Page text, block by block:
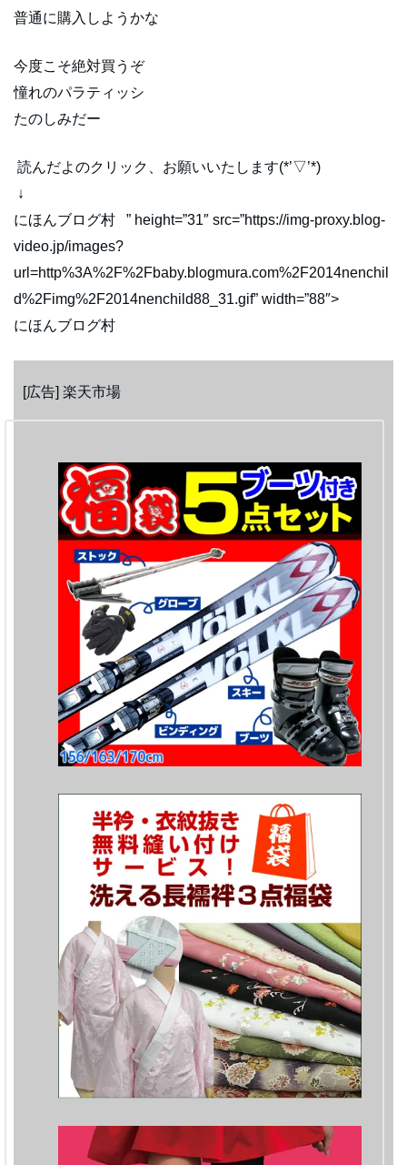
普通に購入しようかな
今度こそ絶対買うぞ
憧れのパラティッシ
たのしみだー
読んだよのクリック、お願いいたします(*’▽’*)
↓
にほんブログ村 ” height=”31″ src=”https://img-proxy.blog-
video.jp/images?
url=http%3A%2F%2Fbaby.blogmura.com%2F2014nenchil
d%2Fimg%2F2014nenchild88_31.gif” width=”88″>
にほんブログ村
[広告] 楽天市場